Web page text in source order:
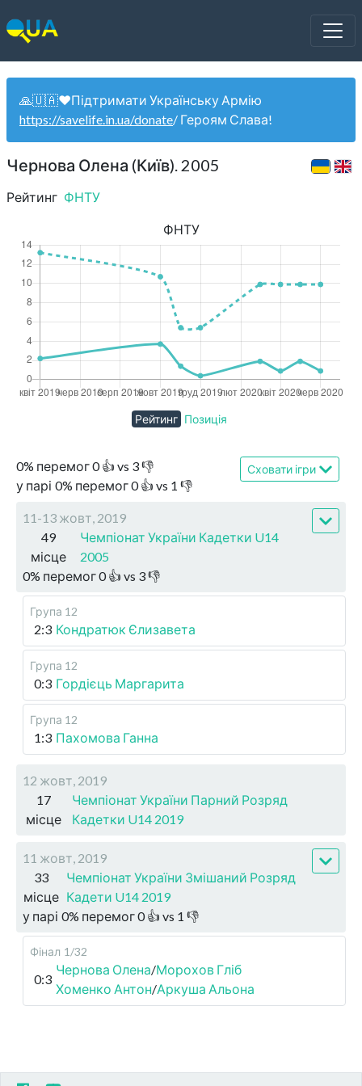
🙏🇺🇦❤️Підтримати Українську Армію
https://savelife.in.ua/donate/ Героям Слава!
Чернова Олена (Київ). 2005
Рейтинг ФНТУ
0% перемог0👍 vs 3👎
у парі 0% перемог0👍 vs 1 👎
Сховати ігри
11-13 жовт, 2019
49
місце
Чемпіонат України Кадетки U14
2005
0% перемог0👍 vs 3👎
Група 12
2:3 Кондратюк Єлизавета
Група 12
0:3 Гордієць Маргарита
Група 12
1:3 Пахомова Ганна
12 жовт, 2019
17
місце
Чемпіонат України Парний Розряд
Кадетки U14 2019
11 жовт, 2019
33
місце
Чемпіонат України Змішаний Розряд
Кадети U14 2019
у парі 0% перемог0👍 vs 1 👎
Фінал 1/32
0:3
Чернова Олена/Морохов Гліб
Хоменко Антон/Аркуша Альона
ФНТУ
Рейтинг Позиція